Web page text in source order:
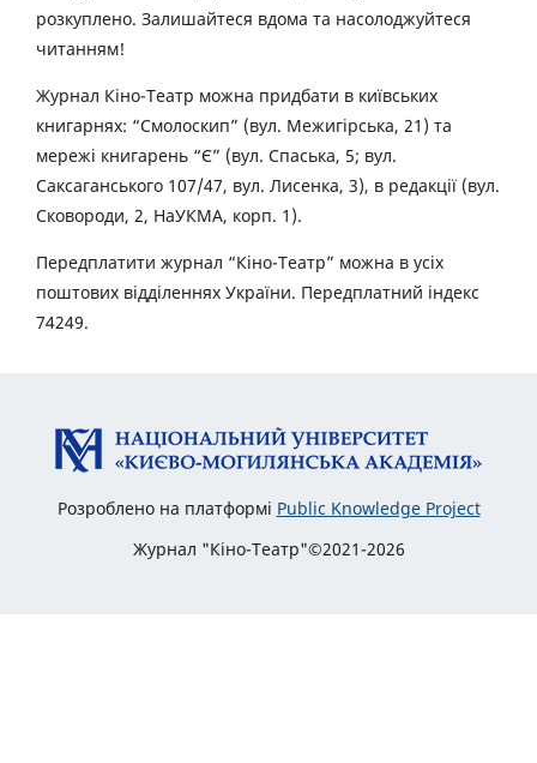
розкуплено. Залишайтеся вдома та насолоджуйтеся
читанням!
Журнал Кіно-Театр можна придбати в київських
книгарнях: “Смолоскип” (вул. Межигірська, 21) та
мережі книгарень “Є” (вул. Спаська, 5; вул.
Саксаганського 107/47, вул. Лисенка, 3), в редакції (вул.
Сковороди, 2, НаУКМА, корп. 1).
Передплатити журнал “Кіно-Театр” можна в усіх
поштових відділеннях України. Передплатний індекс
74249.
Розроблено на платформі Public Knowledge Project
Журнал "Кіно-Театр"©2021-2026